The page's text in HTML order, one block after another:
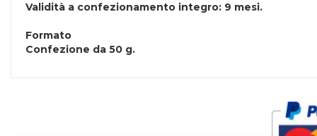
Validità a confezionamento integro: 9 mesi.
Formato
Confezione da 50 g.